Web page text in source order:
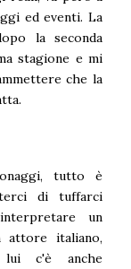
ed eventi. La
la seconda
stagione e mi
che la
tutto è
di tuffarci
un
attore italiano,
c'è anche